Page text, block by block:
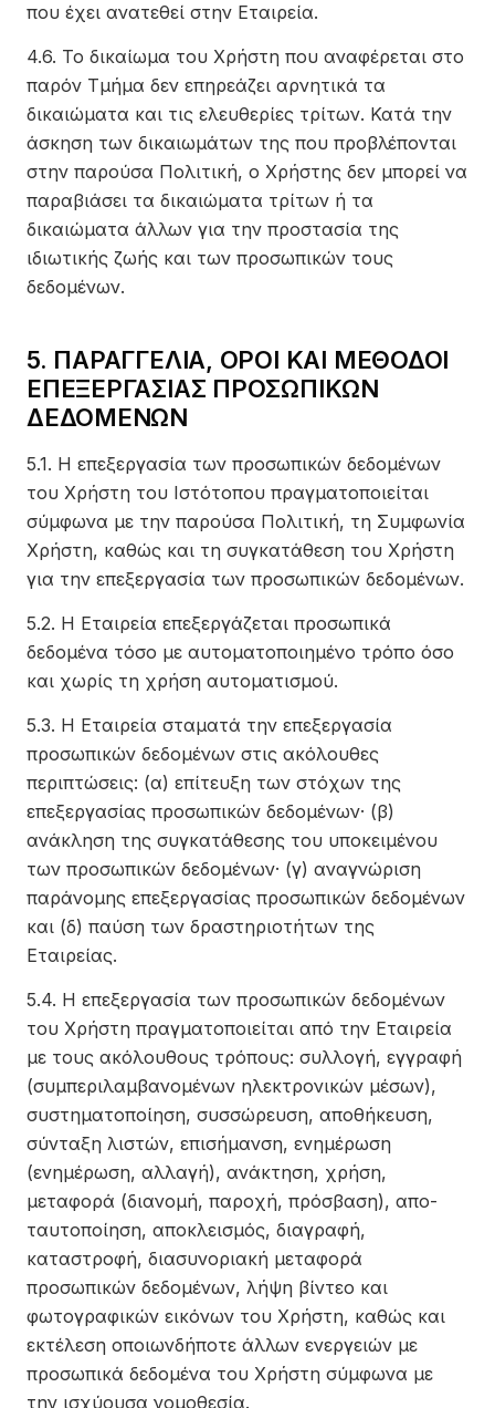
που έχει ανατεθεί στην Εταιρεία.
4.6. Το δικαίωμα του Χρήστη που αναφέρεται στο
παρόν Τμήμα δεν επηρεάζει αρνητικά τα
δικαιώματα και τις ελευθερίες τρίτων. Κατά την
άσκηση των δικαιωμάτων της που προβλέπονται
στην παρούσα Πολιτική, ο Χρήστης δεν μπορεί να
παραβιάσει τα δικαιώματα τρίτων ή τα
δικαιώματα άλλων για την προστασία της
ιδιωτικής ζωής και των προσωπικών τους
δεδομένων.
5. ΠΑΡΑΓΓΕΛΙΑ, ΟΡΟΙ ΚΑΙ ΜΕΘΟΔΟΙ
ΕΠΕΞΕΡΓΑΣΙΑΣ ΠΡΟΣΩΠΙΚΩΝ
ΔΕΔΟΜΕΝΩΝ
5.1. Η επεξεργασία των προσωπικών δεδομένων
του Χρήστη του Ιστότοπου πραγματοποιείται
σύμφωνα με την παρούσα Πολιτική, τη Συμφωνία
Χρήστη, καθώς και τη συγκατάθεση του Χρήστη
για την επεξεργασία των προσωπικών δεδομένων.
5.2. Η Εταιρεία επεξεργάζεται προσωπικά
δεδομένα τόσο με αυτοματοποιημένο τρόπο όσο
και χωρίς τη χρήση αυτοματισμού.
5.3. Η Εταιρεία σταματά την επεξεργασία
προσωπικών δεδομένων στις ακόλουθες
περιπτώσεις: (α) επίτευξη των στόχων της
επεξεργασίας προσωπικών δεδομένων· (β)
ανάκληση της συγκατάθεσης του υποκειμένου
των προσωπικών δεδομένων· (γ) αναγνώριση
παράνομης επεξεργασίας προσωπικών δεδομένων
και (δ) παύση των δραστηριοτήτων της
Εταιρείας.
5.4. Η επεξεργασία των προσωπικών δεδομένων
του Χρήστη πραγματοποιείται από την Εταιρεία
με τους ακόλουθους τρόπους: συλλογή, εγγραφή
(συμπεριλαμβανομένων ηλεκτρονικών μέσων),
συστηματοποίηση, συσσώρευση, αποθήκευση,
σύνταξη λιστών, επισήμανση, ενημέρωση
(ενημέρωση, αλλαγή), ανάκτηση, χρήση,
μεταφορά (διανομή, παροχή, πρόσβαση), απο-
ταυτοποίηση, αποκλεισμός, διαγραφή,
καταστροφή, διασυνοριακή μεταφορά
προσωπικών δεδομένων, λήψη βίντεο και
φωτογραφικών εικόνων του Χρήστη, καθώς και
εκτέλεση οποιωνδήποτε άλλων ενεργειών με
προσωπικά δεδομένα του Χρήστη σύμφωνα με
την ισχύουσα νομοθεσία.